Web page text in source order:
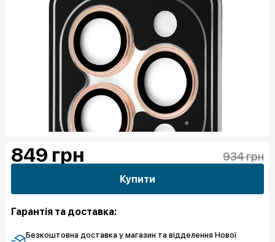
849 грн 934 грн
Купити
Гарантія та доставка:
Безкоштовна доставка у магазин та відделення Нової